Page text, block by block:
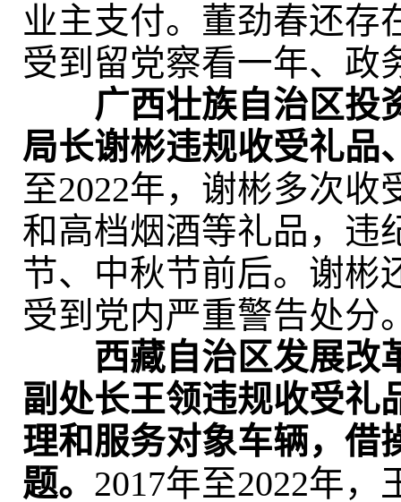
业主支付。董劲春还存
受到留党察看一年、政
广西壮族自治区投
局长谢彬违规收受礼品
至2022年，谢彬多次
和高档烟酒等礼品，违
节、中秋节前后。谢彬
受到党内严重警告处分
西藏自治区发展改
副处长王领违规收受礼
理和服务对象车辆，借
题。 2017年至2022年